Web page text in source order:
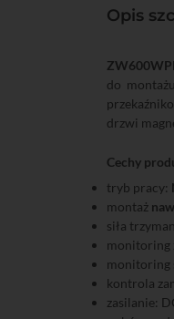
Opis
do
drzwi
Cechy
tryb pracy:
montaż
siła
monitoring
monitoring
kontrola
zasilanie: